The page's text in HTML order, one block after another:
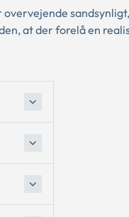
at der forelå en